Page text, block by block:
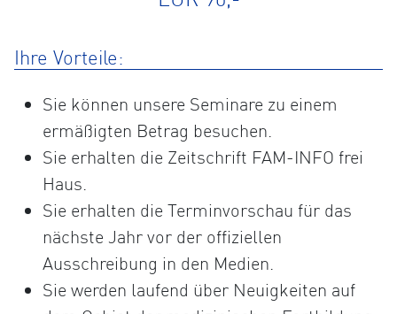
Ihre Vorteile:
Sie können unsere Seminare zu einem
ermäßigten Betrag besuchen.
Sie erhalten die Zeitschrift FAM-INFO frei
Haus.
Sie erhalten die Terminvorschau für das
nächste Jahr vor der offiziellen
Ausschreibung in den Medien.
Sie werden laufend über Neuigkeiten auf